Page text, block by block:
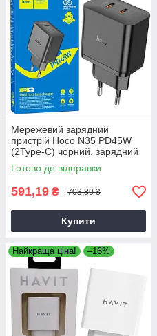
Мережевий зарядний
пристрій Hoco N35 PD45W
(2Type-C) чорний, зарядний
блок
Готово до відправки
591,19 ₴ 703,80 ₴
Купити
Найкраща ціна! –16%